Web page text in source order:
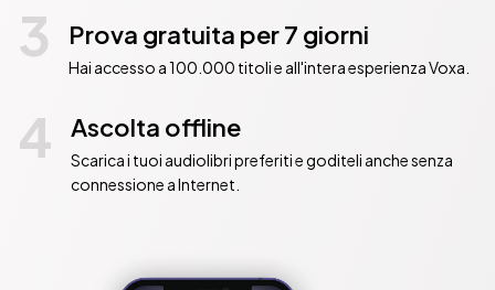
3 Prova gratuita per 7 giorni
Hai accesso a 100.000 titoli e all'intera esperienza Voxa.
4 Ascolta offline
Scarica i tuoi audiolibri preferiti e goditeli anche senza
connessione a Internet.